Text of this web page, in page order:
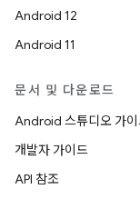
Android 12
Android 11
문서 및 다운로드
Android 스튜디오 가
개발자 가이드
API 참조